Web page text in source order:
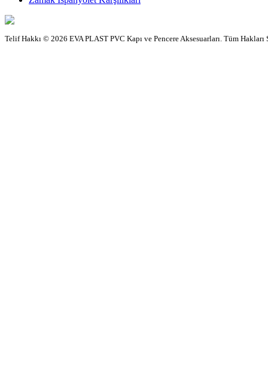
Telif Hakkı © 2026 EVA PLAST PVC Kapı ve Pencere Aksesuarları. Tüm Hakları